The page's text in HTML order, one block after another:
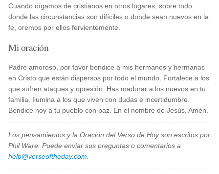
Cuando oígamos de cristianos en otros lugares, sobre todo
donde las circunstancias son difíciles o donde sean nuevos en la
fe, oremos por ellos fervientemente.
Mi oración
Padre amoroso, por favor bendice a mis hermanos y hermanas
en Cristo que están dispersos por todo el mundo. Fortalece a los
que sufren ataques y opresión. Has madurar a los nuevos en tu
familia. Ilumina a los que viven con dudas e incertidumbre.
Bendice hoy a tu pueblo con paz. En el nombre de Jesús, Amén.
Los pensamientos y la Oración del Verso de Hoy son escritos por
Phil Ware. Puede enviar sus preguntas o comentarios a
help@verseoftheday.com